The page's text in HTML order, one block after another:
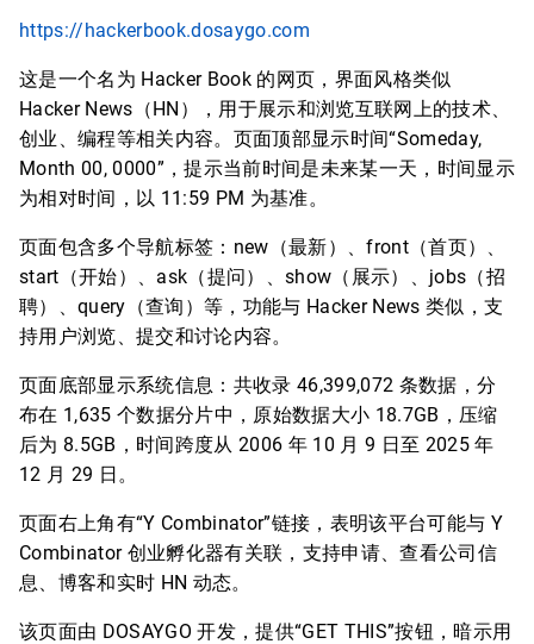
https://hackerbook.dosaygo.com
这是一个名为 Hacker Book 的网页，界面风格类似
Hacker News（HN），用于展示和浏览互联网上的技术、
创业、编程等相关内容。页面顶部显示时间“Someday,
Month 00, 0000”，提示当前时间是未来某一天，时间显示
为相对时间，以 11:59 PM 为基准。
页面包含多个导航标签：new（最新）、front（首页）、
start（开始）、ask（提问）、show（展示）、jobs（招
聘）、query（查询）等，功能与 Hacker News 类似，支
持用户浏览、提交和讨论内容。
页面底部显示系统信息：共收录 46,399,072 条数据，分
布在 1,635 个数据分片中，原始数据大小 18.7GB，压缩
后为 8.5GB，时间跨度从 2006 年 10 月 9 日至 2025 年
12 月 29 日。
页面右上角有“Y Combinator”链接，表明该平台可能与 Y
Combinator 创业孵化器有关联，支持申请、查看公司信
息、博客和实时 HN 动态。
该页面由 DOSAYGO 开发，提供“GET THIS”按钮，暗示用